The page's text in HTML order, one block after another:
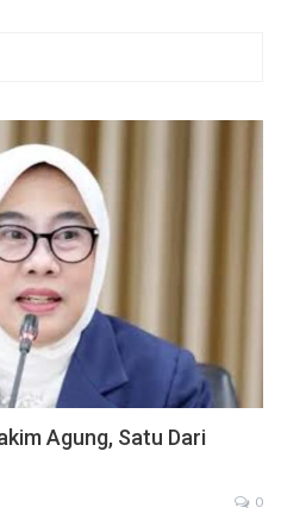
Agung, Satu Dari
0